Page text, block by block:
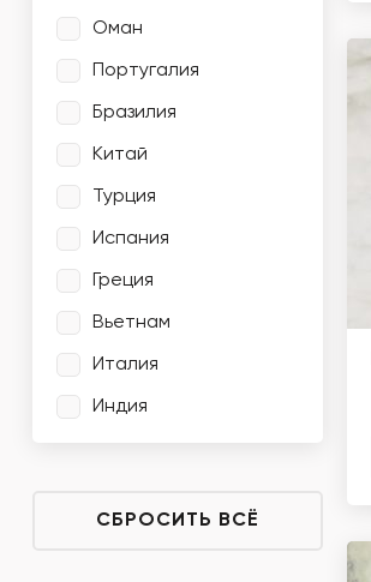
Оман
Португалия
Бразилия
Китай
Турция
Испания
Греция
Вьетнам
Италия
Индия
СБРОСИТЬ ВСЁ